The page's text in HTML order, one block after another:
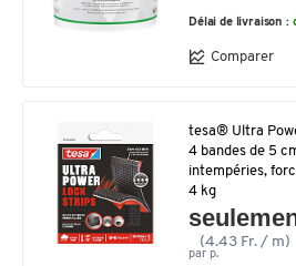
Délai de livraison :
Comparer
tesa® Ultra
4 bandes de 5
intempéries,
4 kg
(4.43 Fr. / m)
par p.